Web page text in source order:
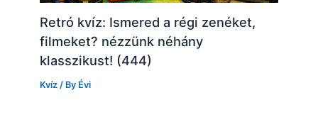
Retró kvíz: Ismered a régi zenéket,
filmeket? nézzünk néhány
klasszikust! (444)
Kvíz / By Évi